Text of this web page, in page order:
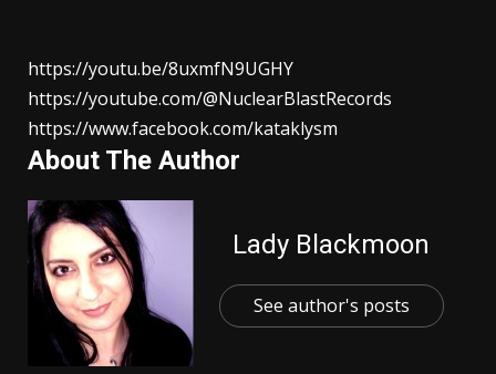
https://youtu.be/8uxmfN9UGHY
https://youtube.com/@NuclearBlastRecords
https://www.facebook.com/kataklysm
About The Author
Lady Blackmoon
See author's posts